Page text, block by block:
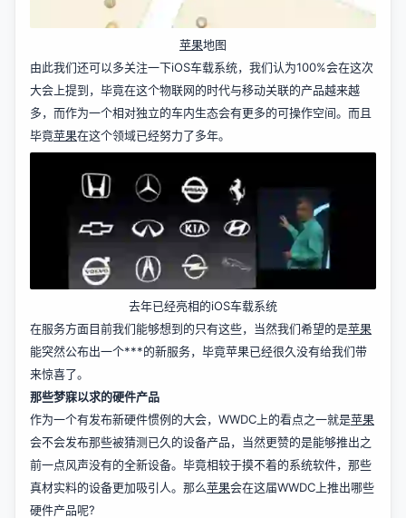
苹果地图
由此我们还可以多关注一下iOS车载系统，我们认为100%会在这次
大会上提到，毕竟在这个物联网的时代与移动关联的产品越来越
多，而作为一个相对独立的车内生态会有更多的可操作空间。而且
毕竟苹果在这个领域已经努力了多年。
去年已经亮相的iOS车载系统
在服务方面目前我们能够想到的只有这些，当然我们希望的是苹果
能突然公布出一个***的新服务，毕竟苹果已经很久没有给我们带
来惊喜了。
那些梦寐以求的硬件产品
作为一个有发布新硬件惯例的大会，WWDC上的看点之一就是苹果
会不会发布那些被猜测已久的设备产品，当然更赞的是能够推出之
前一点风声没有的全新设备。毕竟相较于摸不着的系统软件，那些
真材实料的设备更加吸引人。那么苹果会在这届WWDC上推出哪些
硬件产品呢?